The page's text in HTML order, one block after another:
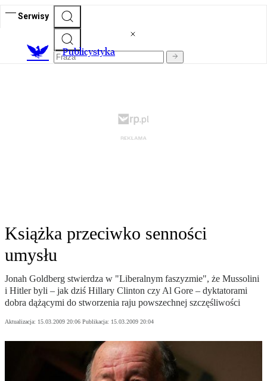
Serwisy
Publicystyka
Książka przeciwko senności
umysłu
Jonah Goldberg stwierdza w "Liberalnym faszyzmie", że Mussolini
i Hitler byli – jak dziś Hillary Clinton czy Al Gore – dyktatorami
dobra dążącymi do stworzenia raju powszechnej szczęśliwości
Aktualizacja: 15.03.2009 20:06 Publikacja: 15.03.2009 20:04